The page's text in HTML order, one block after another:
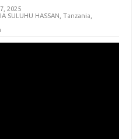
2025
SULUHU HASSAN ,Tanzania